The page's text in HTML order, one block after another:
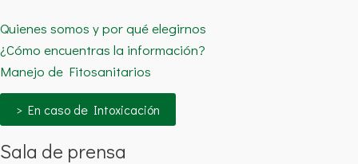
Quienes somos y por qué elegirnos
¿Cómo encuentras la información?
Manejo de Fitosanitarios
> En caso de Intoxicación
Sala de prensa